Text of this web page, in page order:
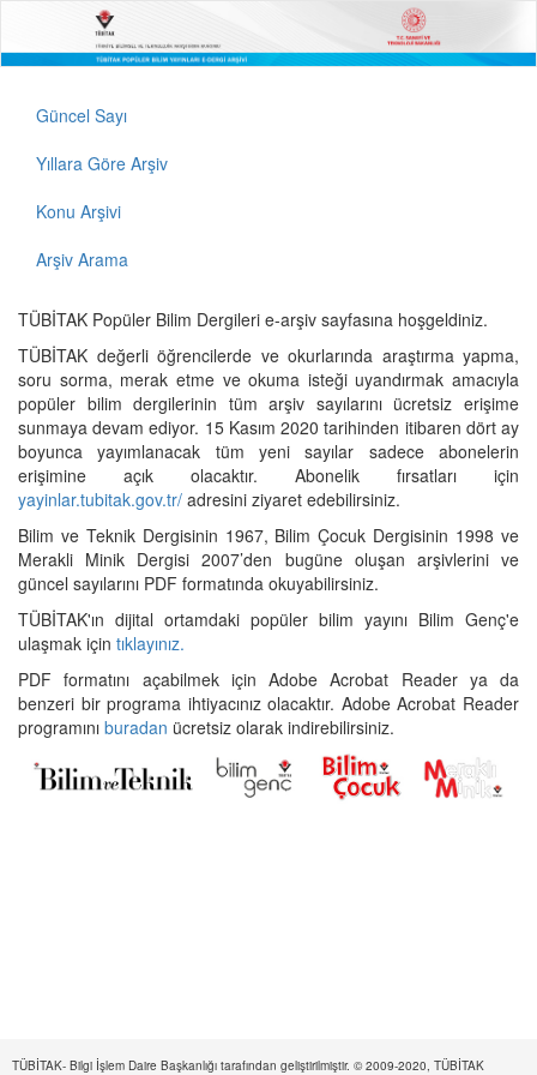
Güncel Sayı
Yıllara Göre Arşiv
Konu Arşivi
Arşiv Arama
TÜBİTAK Popüler Bilim Dergileri e-arşiv sayfasına hoşgeldiniz.
TÜBİTAK değerli öğrencilerde ve okurlarında araştırma yapma,
soru sorma, merak etme ve okuma isteği uyandırmak amacıyla
popüler bilim dergilerinin tüm arşiv sayılarını ücretsiz erişime
sunmaya devam ediyor. 15 Kasım 2020 tarihinden itibaren dört ay
boyunca yayımlanacak tüm yeni sayılar sadece abonelerin
erişimine açık olacaktır. Abonelik fırsatları için
yayinlar.tubitak.gov.tr/ adresini ziyaret edebilirsiniz.
Bilim ve Teknik Dergisinin 1967, Bilim Çocuk Dergisinin 1998 ve
Merakli Minik Dergisi 2007’den bugüne oluşan arşivlerini ve
güncel sayılarını PDF formatında okuyabilirsiniz.
TÜBİTAK'ın dijital ortamdaki popüler bilim yayını Bilim Genç'e
ulaşmak için tıklayınız.
PDF formatını açabilmek için Adobe Acrobat Reader ya da
benzeri bir programa ihtiyacınız olacaktır. Adobe Acrobat Reader
programını buradan ücretsiz olarak indirebilirsiniz.
TÜBİTAK- Bilgi İşlem Daire Başkanlığı tarafından geliştirilmiştir. © 2009-2020, TÜBİTAK